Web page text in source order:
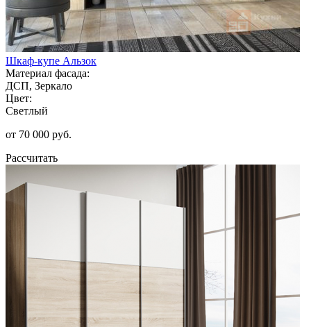
Шкаф-купе Альзок
Материал фасада:
ДСП, Зеркало
Цвет:
Светлый
от 70 000 руб.
Рассчитать